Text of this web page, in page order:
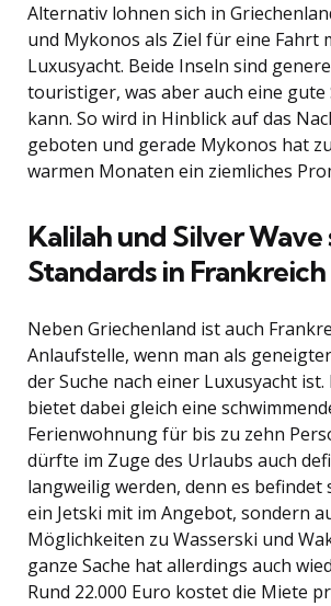
Alternativ lohnen sich in
und Mykonos als Ziel für eine Fahrt
Luxusyacht. Beide Inseln sind
touristiger, was aber auch eine gute
kann. So wird in Hinblick auf das
geboten und gerade Mykonos hat
warmen Monaten ein ziemliches
Kalilah und Silver
Standards in Frankreich
Neben Griechenland ist auch
Anlaufstelle, wenn man als
der Suche nach einer Luxusyacht ist.
bietet dabei gleich eine
Ferienwohnung für bis zu zehn
dürfte im Zuge des Urlaubs auch
langweilig werden, denn es befindet
ein Jetski mit im Angebot, sondern
Möglichkeiten zu Wasserski und
ganze Sache hat allerdings auch
Rund 22.000 Euro kostet die Miete